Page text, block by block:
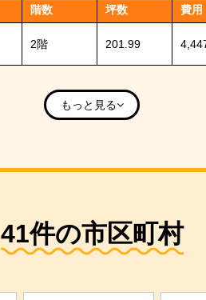
階数 坪数 費用
2階 201.99
もっと見る
41件の市区町村